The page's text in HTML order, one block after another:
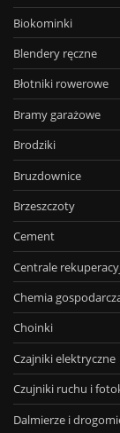
Biokominki
Blendery ręczne
Błotniki rowerowe
Bramy garażowe
Brodziki
Bruzdownice
Brzeszczoty
Cement
Centrale
Chemia
Choinki
Czajniki elektryczne
Czujniki ruchu i
Dalmierze i